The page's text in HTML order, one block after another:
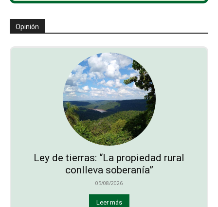
Opinión
Ley de tierras: “La propiedad rural
conlleva soberanía”
05/08/2026
Leer más